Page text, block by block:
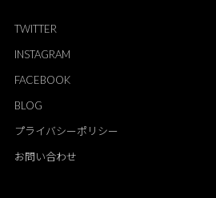
TWITTER
INSTAGRAM
FACEBOOK
BLOG
プライバシーポリシー
お問い合わせ